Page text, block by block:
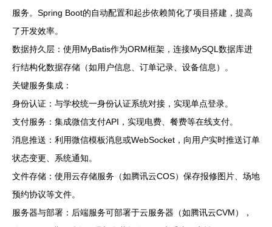
服务。Spring Boot的自动配置和起步依赖简化了项目搭建，提高
了开发效率。
数据持久层：使用MyBatis作为ORM框架，连接MySQL数据库进
行结构化数据存储（如用户信息、订单记录、设备信息）。
关键服务集成：
身份认证：与学校统一身份认证系统对接，实现单点登录。
支付服务：集成微信支付API，实现电费、餐费等在线支付。
消息推送：利用微信模板消息或WebSocket，向用户实时推送订单
状态变更、系统通知。
文件存储：使用云存储服务（如腾讯云COS）保存报修图片、场地
预约协议等文件。
服务器与部署：后端服务可部署于云服务器（如腾讯云CVM），